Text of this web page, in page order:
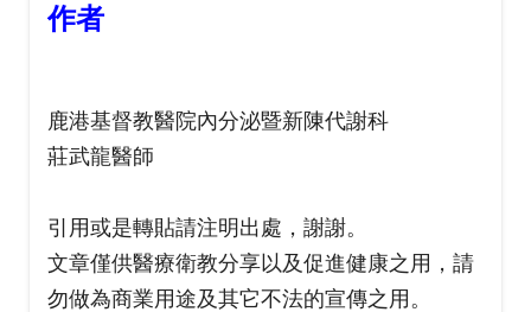
作者
鹿港基督教醫院內分泌暨新陳代謝科
莊武龍醫師
引用或是轉貼請注明出處，謝謝。
文章僅供醫療衛教分享以及促進健康之用，請
勿做為商業用途及其它不法的宣傳之用。